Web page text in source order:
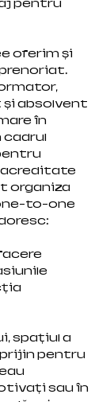
pentru
oferim și
absolvent
în
organiza
to-one
spațiul a
pentru
sau în